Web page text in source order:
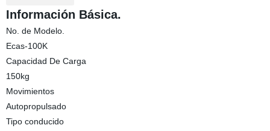
Información Básica.
No. de Modelo.
Ecas-100K
Capacidad De Carga
150kg
Movimientos
Autopropulsado
Tipo conducido